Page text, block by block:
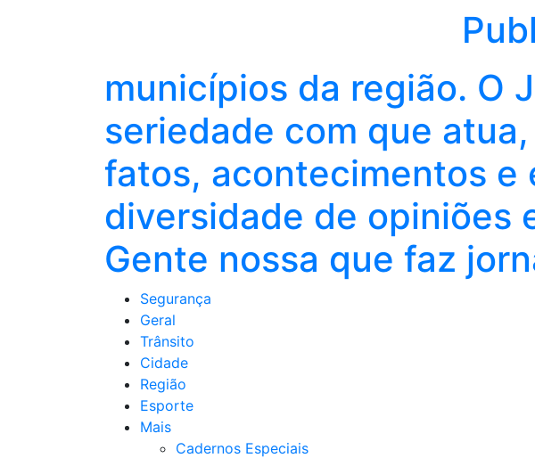
municípios da região. O
seriedade com que
fatos, acontecimentos e
diversidade de opiniões
Gente nossa que faz
Segurança
Geral
Trânsito
Cidade
Região
Esporte
Mais
Cadernos Especiais